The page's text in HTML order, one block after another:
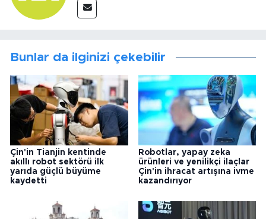
Bunlar da ilginizi çekebilir
Çin'in Tianjin kentinde
akıllı robot sektörü ilk
yarıda güçlü büyüme
kaydetti
Robotlar, yapay zeka
ürünleri ve yenilikçi ilaçlar
Çin'in ihracat artışına ivme
kazandırıyor